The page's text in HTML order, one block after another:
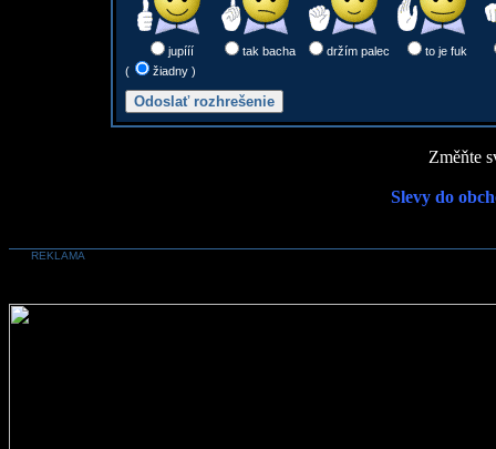
jupííí tak bacha držím palec
to je fuk
(
žiadny )
Změňte
Slevy do
REKLAMA